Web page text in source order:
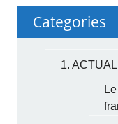
Categories
1.